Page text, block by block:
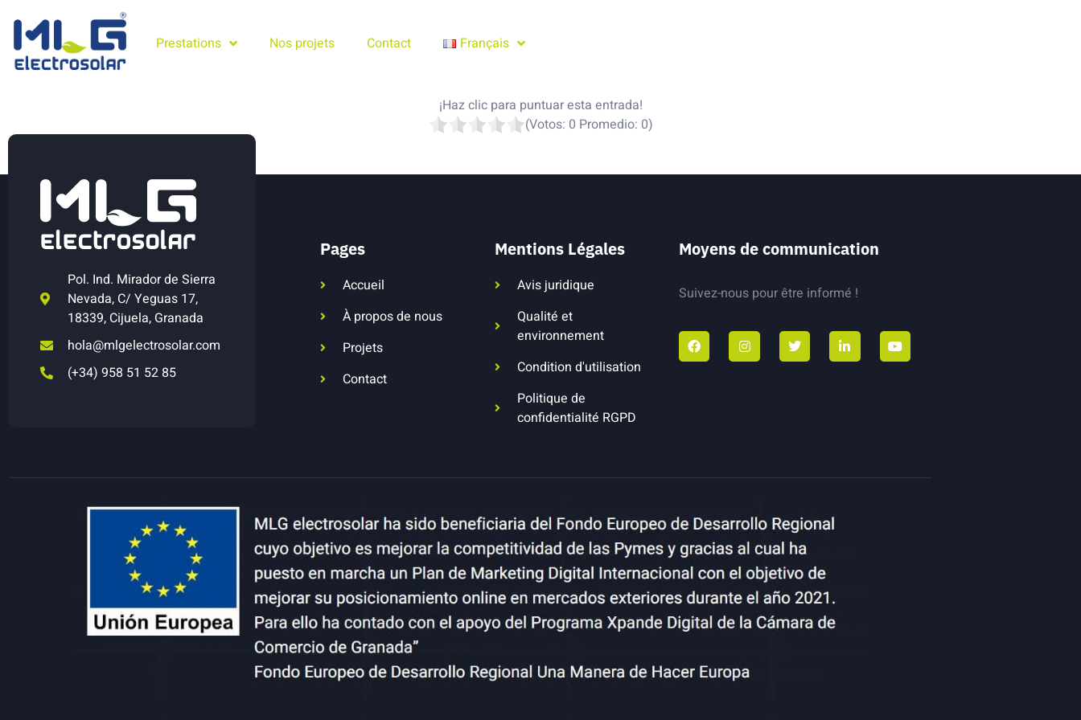
Prestations Nos projets Contact Français
¡Haz clic para puntuar esta entrada!
(Votos: 0 Promedio: 0)
Pol. Ind. Mirador de Sierra
Nevada, C/ Yeguas 17,
18339, Cijuela, Granada
hola@mlgelectrosolar.com
(+34) 958 51 52 85
Pages
Accueil
À propos de nous
Projets
Contact
Mentions Légales
Avis juridique
Qualité et
environnement
Condition d'utilisation
Politique de
confidentialité RGPD
Moyens de communication
Suivez-nous pour être informé !